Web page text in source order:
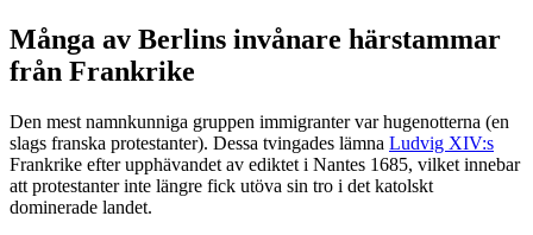
Många av Berlins invånare härstammar
från Frankrike
Den mest namnkunniga gruppen immigranter var hugenotterna (en
slags franska protestanter). Dessa tvingades lämna Ludvig XIV:s
Frankrike efter upphävandet av ediktet i Nantes 1685, vilket innebar
att protestanter inte längre fick utöva sin tro i det katolskt
dominerade landet.